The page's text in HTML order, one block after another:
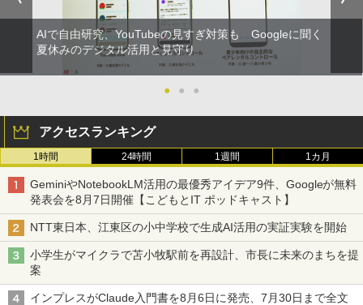
AIで自由研究、YouTubeの見すぎ対策も Googleに聞く
夏休みのデジタル活用と見守り
● ● ●
アクセスランキング
1時間 24時間 1週間 1カ月
GeminiやNotebookLM活用の最優秀アイデア9件、Googleが無料
発表会を8月7日開催【こどもとIT ポッドキャスト】
NTT東日本、江東区の小中学校で生成AI活用の実証実験を開始
小学生がマイクラで苫小牧駅前を再設計、市長に未来のまちを提
案
インプレスがClaude入門書を8月6日に発売、7月30日まで全文